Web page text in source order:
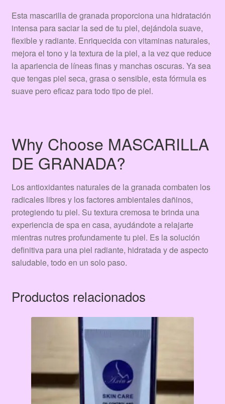
Esta mascarilla de granada proporciona una hidratación
intensa para saciar la sed de tu piel, dejándola suave,
flexible y radiante. Enriquecida con vitaminas naturales,
mejora el tono y la textura de la piel, a la vez que reduce
la apariencia de líneas finas y manchas oscuras. Ya sea
que tengas piel seca, grasa o sensible, esta fórmula es
suave pero eficaz para todo tipo de piel.
Why Choose MASCARILLA
DE GRANADA?
Los antioxidantes naturales de la granada combaten los
radicales libres y los factores ambientales dañinos,
protegiendo tu piel. Su textura cremosa te brinda una
experiencia de spa en casa, ayudándote a relajarte
mientras nutres profundamente tu piel. Es la solución
definitiva para una piel radiante, hidratada y de aspecto
saludable, todo en un solo paso.
Productos relacionados